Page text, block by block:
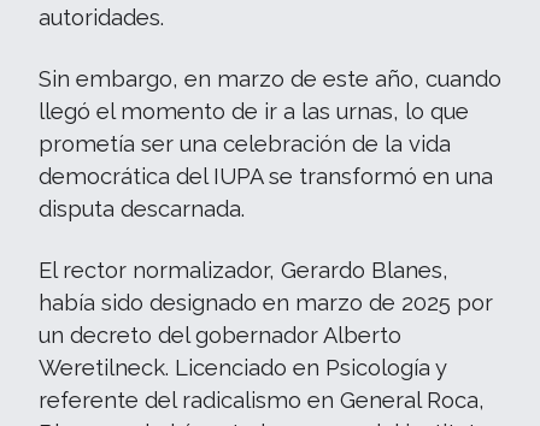
autoridades.
Sin embargo, en marzo de este año, cuando
llegó el momento de ir a las urnas, lo que
prometía ser una celebración de la vida
democrática del IUPA se transformó en una
disputa descarnada.
El rector normalizador, Gerardo Blanes,
había sido designado en marzo de 2025 por
un decreto del gobernador Alberto
Weretilneck. Licenciado en Psicología y
referente del radicalismo en General Roca,